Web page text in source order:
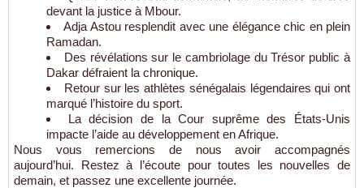
devant la justice à Mbour.
Adja Astou resplendit avec une élégance chic en plein
Ramadan.
Des révélations sur le cambriolage du Trésor public à
Dakar défraient la chronique.
Retour sur les athlètes sénégalais légendaires qui ont
marqué l’histoire du sport.
La décision de la Cour suprême des États-Unis
impacte l’aide au développement en Afrique.
Nous vous remercions de nous avoir accompagnés
aujourd’hui. Restez à l’écoute pour toutes les nouvelles de
demain, et passez une excellente journée.